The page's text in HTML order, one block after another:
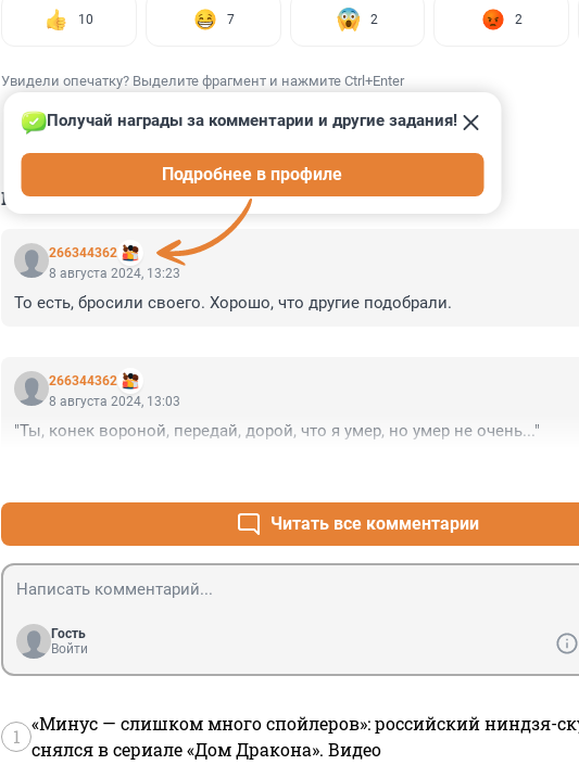
10 7 2 2
Увидели опечатку? Выделите фрагмент и нажмите Ctrl+Enter
КОММЕНТАРИИ 12
266344362
Получай награды за комментарии и другие задания!
Подробнее в профиле
8 августа 2024, 13:23
То есть, бросили своего. Хорошо, что другие подобрали.
266344362
8 августа 2024, 13:03
"Ты, конек вороной, передай, дорой, что я умер, но умер не очень..."
Читать все комментарии
Гость
Войти
1
«Минус — слишком много спойлеров»: российский ниндзя-
снялся в сериале «Дом Дракона». Видео